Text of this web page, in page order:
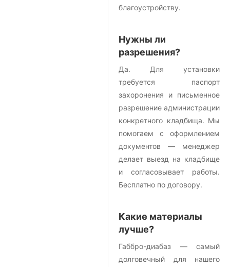
благоустройству.
Нужны ли
разрешения?
Да. Для установки
требуется паспорт
захоронения и письменное
разрешение администрации
конкретного кладбища. Мы
помогаем с оформлением
документов — менеджер
делает выезд на кладбище
и согласовывает работы.
Бесплатно по договору.
Какие материалы
лучше?
Габбро-диабаз — самый
долговечный для нашего